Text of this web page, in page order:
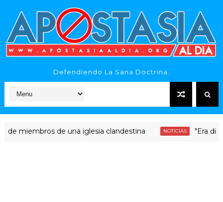
Defendiendo La Sana Doctrina.
de una iglesia clandestina NOTICIAS "Era dinero